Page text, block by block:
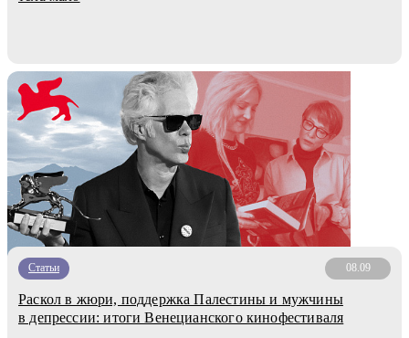
Статьи 08.09
Раскол в жюри, поддержка Палестины и мужчины
в депрессии: итоги Венецианского кинофестиваля